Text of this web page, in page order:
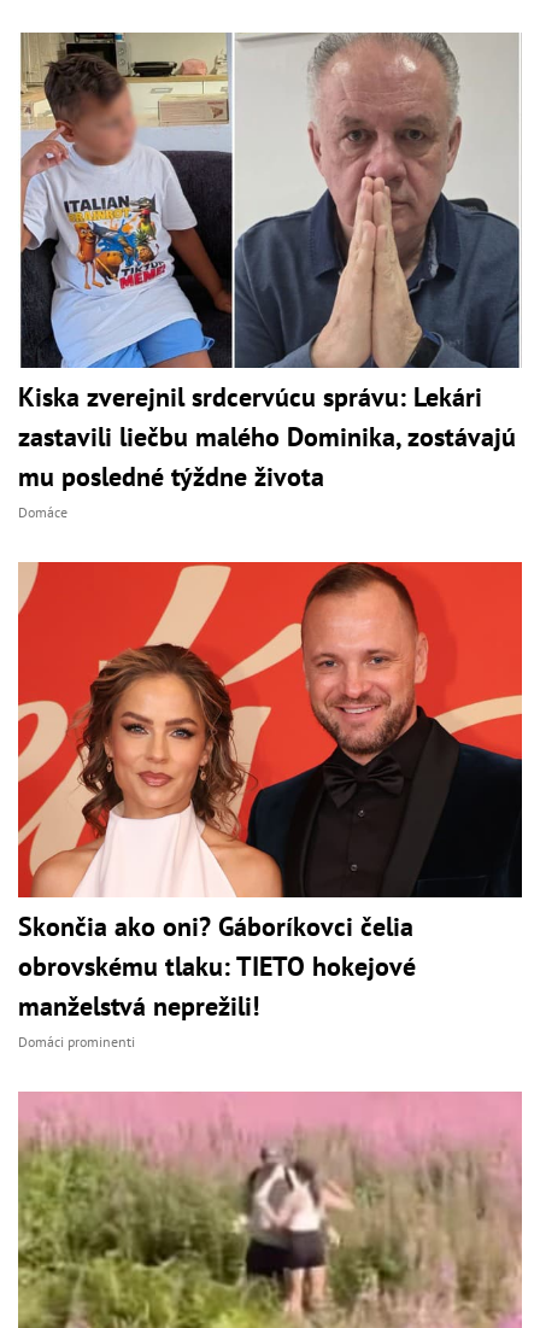
Kiska zverejnil srdcervúcu správu: Lekári
zastavili liečbu malého Dominika, zostávajú
mu posledné týždne života
Domáce
Skončia ako oni? Gáboríkovci čelia
obrovskému tlaku: TIETO hokejové
manželstvá neprežili!
Domáci prominenti